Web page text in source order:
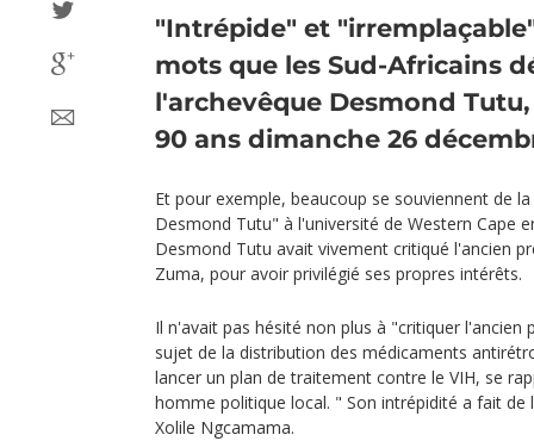
"Intrépide" et
mots que les Sud-Africains
l'archevêque Desmond
90 ans dimanche 26
Et pour exemple, beaucoup se souviennent de
Desmond Tutu" à l'université de Western Cape
Desmond Tutu avait vivement critiqué l'ancien
Zuma, pour avoir privilégié ses propres intérêts.
Il n'avait pas hésité non plus à "critiquer l'ancien
sujet de la distribution des médicaments
lancer un plan de traitement contre le VIH, se
homme politique local. " Son intrépidité a fait de
Xolile Ngcamama.